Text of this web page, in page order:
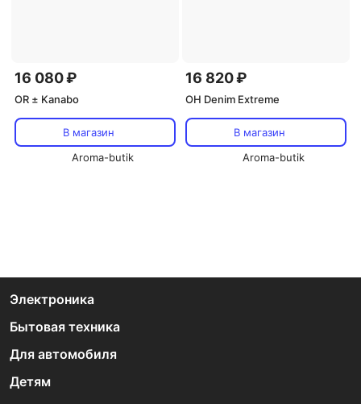
16 080 ₽
OR ± Kanabo
В магазин
Aroma-butik
16 820 ₽
OH Denim Extreme
В магазин
Aroma-butik
Электроника
Бытовая техника
Для автомобиля
Детям